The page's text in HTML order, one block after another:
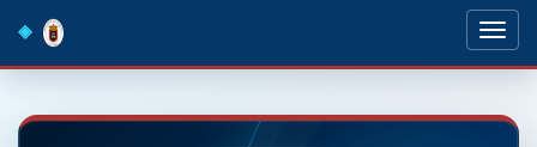
navigation